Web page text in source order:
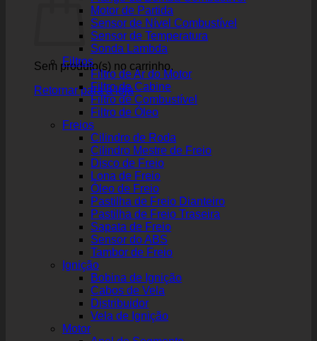
Sem produto(s) no carrinho.
Retornar para a loja
Motor de Partida
Sensor de Nível Combustível
Sensor de Temperatura
Sonda Lambda
Filtros
Filtro de Ar do Motor
Filtro de Cabine
Filtro de Combustível
Filtro de Óleo
Freios
Cilindro de Roda
Cilindro Mestre de Freio
Disco de Freio
Lona de Freio
Óleo de Freio
Pastilha de Freio Dianteiro
Pastilha de Freio Traseira
Sapata de Freio
Sensor do ABS
Tambor de Freio
Ignição
Bobina de Ignição
Cabos de Vela
Distribuidor
Vela de Ignição
Motor